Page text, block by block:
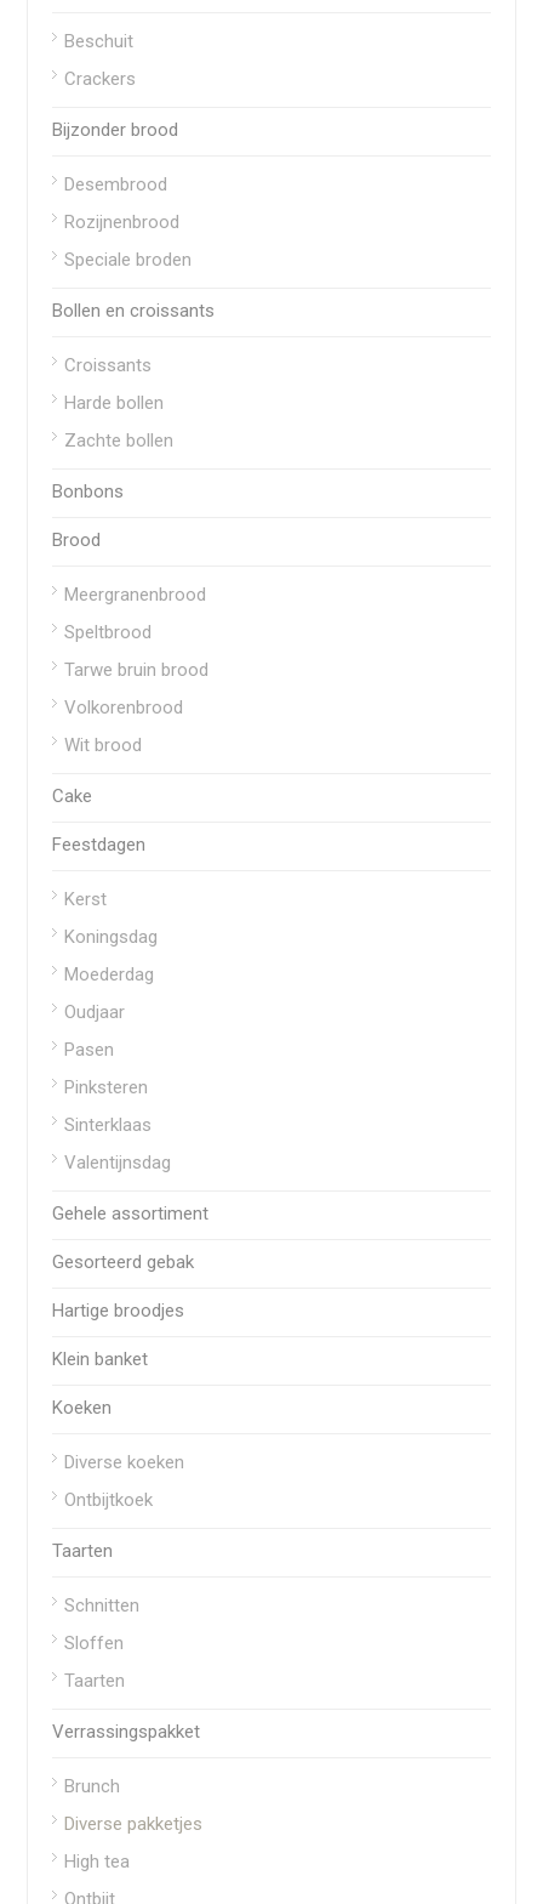
Beschuit
Crackers
Bijzonder brood
Desembrood
Rozijnenbrood
Speciale broden
Bollen en croissants
Croissants
Harde bollen
Zachte bollen
Bonbons
Brood
Meergranenbrood
Speltbrood
Tarwe bruin brood
Volkorenbrood
Wit brood
Cake
Feestdagen
Kerst
Koningsdag
Moederdag
Oudjaar
Pasen
Pinksteren
Sinterklaas
Valentijnsdag
Gehele assortiment
Gesorteerd gebak
Hartige broodjes
Klein banket
Koeken
Diverse koeken
Ontbijtkoek
Taarten
Schnitten
Sloffen
Taarten
Verrassingspakket
Brunch
Diverse pakketjes
High tea
Ontbijt